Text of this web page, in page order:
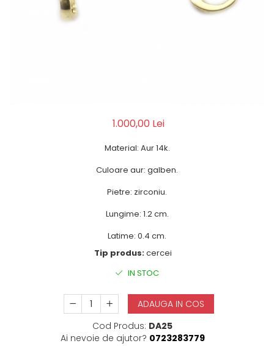
1.000,00 Lei
Material: Aur 14k.
Culoare aur: galben.
Pietre: zirconiu.
Lungime: 1.2 cm.
Latime: 0.4 cm.
Tip produs:cercei
IN STOC
ADAUGA IN COS
Cod Produs: DA25
Ai nevoie de ajutor? 0723283779